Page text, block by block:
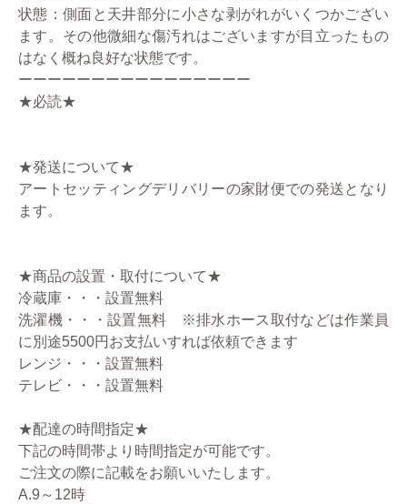
状態：側面と天井部分に小さな剥がれがいくつかござい
ます。その他微細な傷汚れはございますが目立ったもの
はなく概ね良好な状態です。
ーーーーーーーーーーーーーーーー
★必読★
★発送について★
アートセッティングデリバリーの家財便での発送となり
ます。
★商品の設置・取付について★
冷蔵庫・・・設置無料
洗濯機・・・設置無料 ※排水ホース取付などは作業員
に別途5500円お支払いすれば依頼できます
レンジ・・・設置無料
テレビ・・・設置無料
★配達の時間指定★
下記の時間帯より時間指定が可能です。
ご注文の際に記載をお願いいたします。
A.9～12時